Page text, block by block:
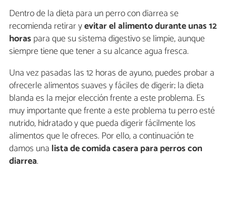
Dentro de la dieta para un perro con diarrea se
recomienda retirar yevitar el alimento durante unas 12
horas para que su sistema digestivo se limpie, aunque
siempre tiene que tener a su alcance agua fresca.
Una vez pasadas las 12 horas de ayuno, puedes probar a
ofrecerle alimentos suaves y fáciles de digerir; la dieta
blanda es la mejor elección frente a este problema. Es
muy importante que frente a este problema tu perro esté
nutrido, hidratado y que pueda digerir fácilmente los
alimentos que le ofreces. Por ello, a continuación te
damos una lista de comida casera para perros con
diarrea.